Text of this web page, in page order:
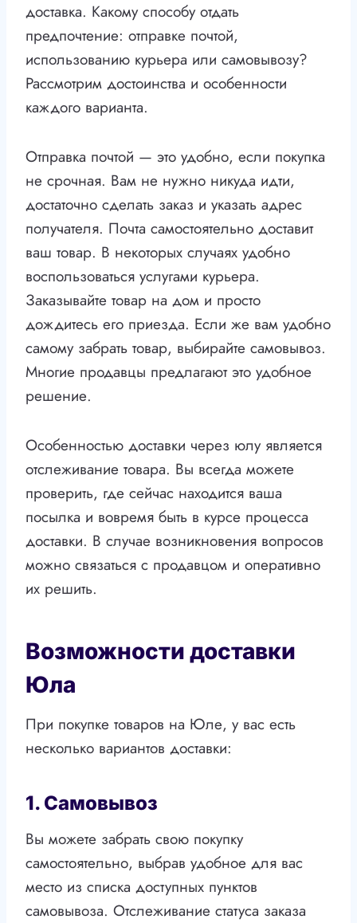
доставка. Какому способу отдать
предпочтение: отправке почтой,
использованию курьера или самовывозу?
Рассмотрим достоинства и особенности
каждого варианта.
Отправка почтой — это удобно, если покупка
не срочная. Вам не нужно никуда идти,
достаточно сделать заказ и указать адрес
получателя. Почта самостоятельно доставит
ваш товар. В некоторых случаях удобно
воспользоваться услугами курьера.
Заказывайте товар на дом и просто
дождитесь его приезда. Если же вам удобно
самому забрать товар, выбирайте самовывоз.
Многие продавцы предлагают это удобное
решение.
Особенностью доставки через юлу является
отслеживание товара. Вы всегда можете
проверить, где сейчас находится ваша
посылка и вовремя быть в курсе процесса
доставки. В случае возникновения вопросов
можно связаться с продавцом и оперативно
их решить.
Возможности доставки
Юла
При покупке товаров на Юле, у вас есть
несколько вариантов доставки:
1. Самовывоз
Вы можете забрать свою покупку
самостоятельно, выбрав удобное для вас
место из списка доступных пунктов
самовывоза. Отслеживание статуса заказа